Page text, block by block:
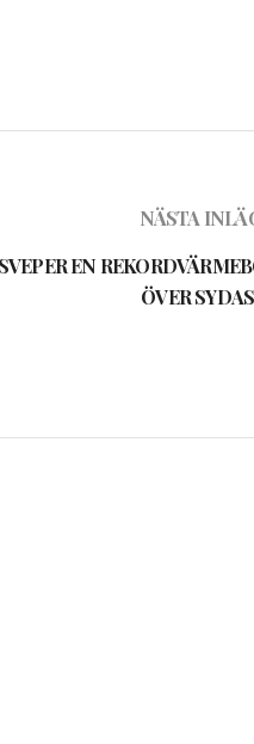
NÄSTA
EN
ÖVER